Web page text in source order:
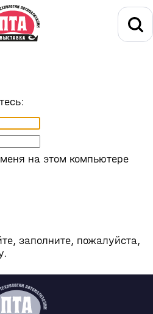
на этом компьютере
заполните, пожалуйста,